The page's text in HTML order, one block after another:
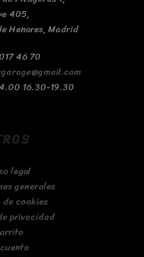
405,
Henares, Madrid
46 70
16.30-19.30
legal
generales
cookies
privacidad